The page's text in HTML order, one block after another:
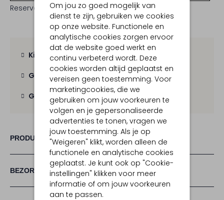
Om jou zo goed mogelijk van
dienst te zijn, gebruiken we cookies
op onze website. Functionele en
analytische cookies zorgen ervoor
dat de website goed werkt en
continu verbeterd wordt. Deze
cookies worden altijd geplaatst en
vereisen geen toestemming. Voor
marketingcookies, die we
gebruiken om jouw voorkeuren te
volgen en je gepersonaliseerde
advertenties te tonen, vragen we
jouw toestemming. Als je op
"Weigeren" klikt, worden alleen de
functionele en analytische cookies
geplaatst. Je kunt ook op "Cookie-
instellingen" klikken voor meer
informatie of om jouw voorkeuren
aan te passen.
Reserveer direct in een van onze 19 boutiques
Kies zelf je bezorgmoment
Gratis verzendingvanaf € 100,-
Gratis retourbinnen 30 dagen
PRODUCT INFORMATIE
BEZORGEN & RETOURNEREN